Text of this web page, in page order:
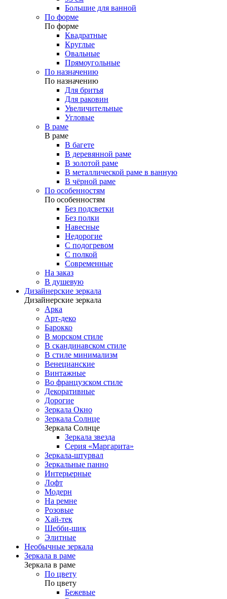
Большие для ванной
По форме
По форме
Квадратные
Круглые
Овальные
Прямоугольные
По назначению
По назначению
Для бритья
Для раковин
Увеличительные
Угловые
В раме
В раме
В багете
В деревянной раме
В золотой раме
В металлической раме в ванную
В чёрной раме
По особенностям
По особенностям
Без подсветки
Без полки
Навесные
Недорогие
С подогревом
С полкой
Современные
На заказ
В душевую
Дизайнерские зеркала
Дизайнерские зеркала
Арка
Арт-деко
Барокко
В морском стиле
В скандинавском стиле
В стиле минимализм
Венецианские
Винтажные
Во французском стиле
Декоративные
Дорогие
Зеркала Окно
Зеркала Солнце
Зеркала Солнце
Зеркала звезда
Серия «Маргарита»
Зеркала-штурвал
Зеркальные панно
Интерьерные
Лофт
Модерн
На ремне
Розовые
Хай-тек
Шебби-шик
Элитные
Необычные зеркала
Зеркала в раме
Зеркала в раме
По цвету
По цвету
Бежевые